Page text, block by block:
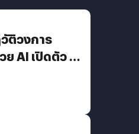
ติวงการ
AI เปิดตัว 4
ประเทศไทย